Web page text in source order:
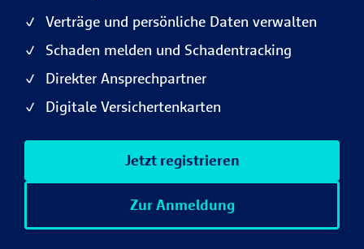
Verträge und persönliche Daten verwalten
Schaden melden und Schadentracking
Direkter Ansprechpartner
Digitale Versichertenkarten
Jetzt registrieren
Zur Anmeldung